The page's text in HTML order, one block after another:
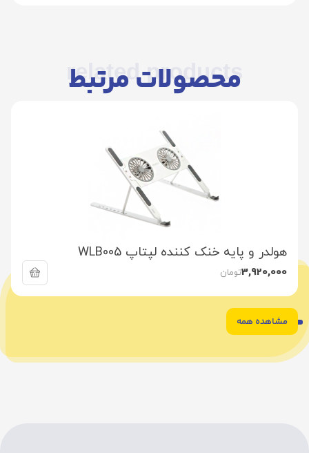
related products
محصولات مرتبط
هولدر و پایه خنک کننده لپتاپ WLB005
3,920,000تومان
1
2
3
4 مشاهده همه